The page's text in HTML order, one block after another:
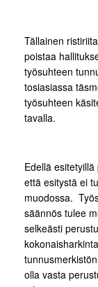
Tällainen
poistaa
työsuhteen
tosiasiassa
työsuhteen
tavalla.
Edellä
että esitystä ei
muodossa.
säännös tulee
selkeästi
olla vasta